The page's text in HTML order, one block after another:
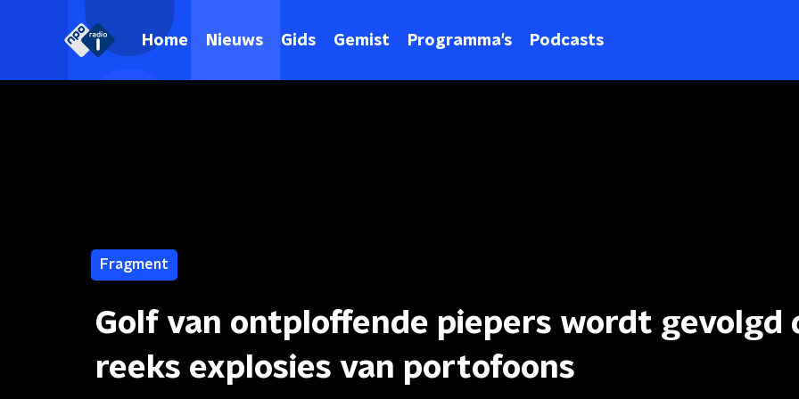
Home Nieuws Gids Gemist Programma's Podcasts
Fragment
Golf van ontploffende piepers wordt gevolgd
reeks explosies van portofoons